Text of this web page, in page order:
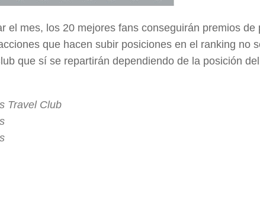
el mes, los 20 mejores fans conseguirán premios de
que hacen subir posiciones en el ranking no
que sí se repartirán dependiendo de la posición del
Travel Club